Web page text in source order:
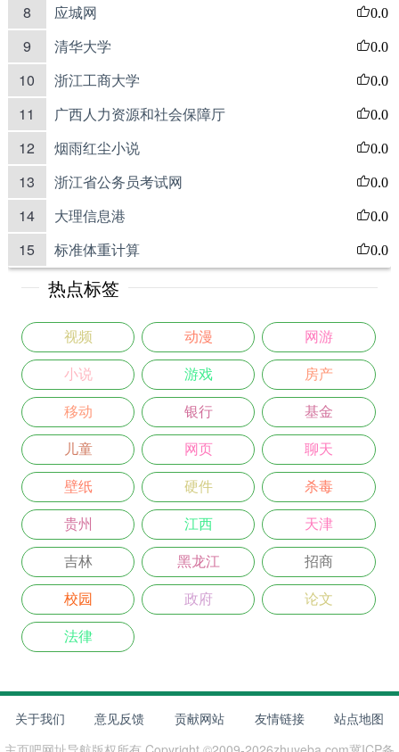
8 应城网 0.0
9 清华大学 0.0
10 浙江工商大学 0.0
11 广西人力资源和社会保障厅 0.0
12 烟雨红尘小说 0.0
13 浙江省公务员考试网 0.0
14 大理信息港 0.0
15 标准体重计算 0.0
热点标签
视频 动漫 网游
小说 游戏 房产
移动 银行 基金
儿童 网页 聊天
壁纸 硬件 杀毒
贵州 江西 天津
吉林 黑龙江 招商
校园 政府 论文
法律
关于我们 意见反馈 贡献网站 友情链接
站点地图